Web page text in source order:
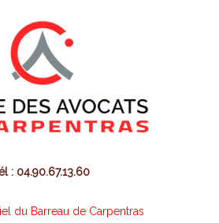
: 04.90.67.13.60
du Barreau de Carpentras